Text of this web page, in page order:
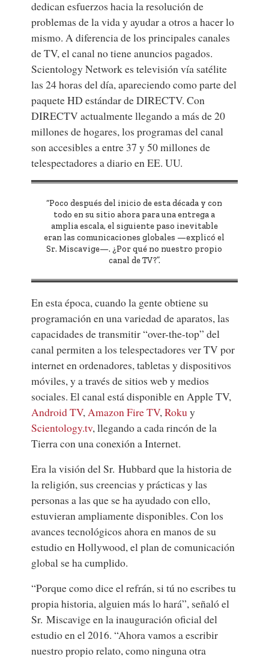
dedican esfuerzos hacia la resolución de
problemas de la vida y ayudar a otros a hacer lo
mismo. A diferencia de los principales canales
de TV, el canal no tiene anuncios pagados.
Scientology Network es televisión vía satélite
las 24 horas del día, apareciendo como parte del
paquete HD estándar de DIRECTV. Con
DIRECTV actualmente llegando a más de 20
millones de hogares, los programas del canal
son accesibles a entre 37 y 50 millones de
telespectadores a diario en EE. UU.
“Poco después del inicio de esta década y con
todo en su sitio ahora para una entrega a
amplia escala, el siguiente paso inevitable
eran las comunicaciones globales —explicó el
Sr. Miscavige—. ¿Por qué no nuestro propio
canal de TV?”.
En esta época, cuando la gente obtiene su
programación en una variedad de aparatos, las
capacidades de transmitir “over-the-top” del
canal permiten a los telespectadores ver TV por
internet en ordenadores, tabletas y dispositivos
móviles, y a través de sitios web y medios
sociales. El canal está disponible en Apple TV,
Android TV,Amazon Fire TV,Rokuy
Scientology.tv, llegando a cada rincón de la
Tierra con una conexión a Internet.
Era la visión del Sr. Hubbard que la historia de
la religión, sus creencias y prácticas y las
personas a las que se ha ayudado con ello,
estuvieran ampliamente disponibles. Con los
avances tecnológicos ahora en manos de su
estudio en Hollywood, el plan de comunicación
global se ha cumplido.
“Porque como dice el refrán, si tú no escribes tu
propia historia, alguien más lo hará”, señaló el
Sr. Miscavige en la inauguración oficial del
estudio en el 2016. “Ahora vamos a escribir
nuestro propio relato, como ninguna otra